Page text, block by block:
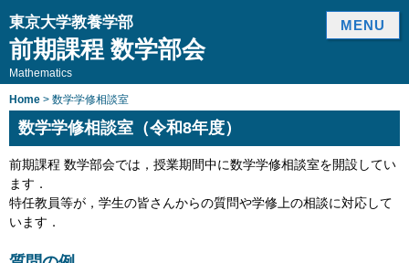
東京大学教養学部
前期課程 数学部会
Mathematics
Home > 数学学修相談室
数学学修相談室（令和8年度）
前期課程 数学部会では，授業期間中に数学学修相談室を開設してい
ます．
特任教員等が，学生の皆さんからの質問や学修上の相談に対応して
います．
MENU